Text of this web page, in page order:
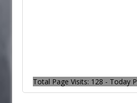
Total Page Visits: 128 - Today